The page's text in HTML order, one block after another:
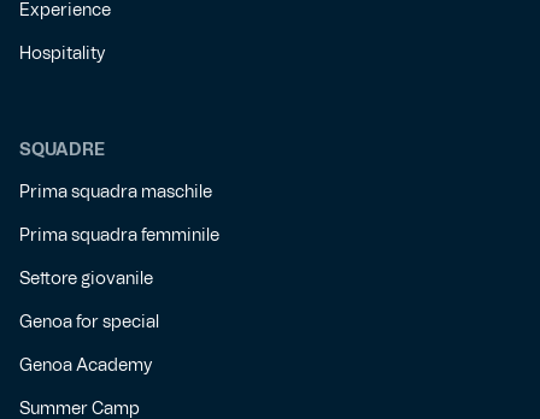
Experience
Hospitality
SQUADRE
Prima squadra maschile
Prima squadra femminile
Settore giovanile
Genoa for special
Genoa Academy
Summer Camp